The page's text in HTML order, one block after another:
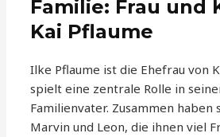
Familie: Frau und
Kai Pflaume
Ilke Pflaume ist die Ehefrau von
spielt eine zentrale Rolle in
Familienvater. Zusammen haben
Marvin und Leon, die ihnen viel